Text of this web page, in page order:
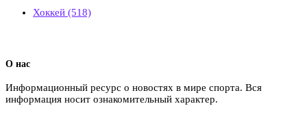
Хоккей (518)
О нас
Информационный ресурс о новостях в мире спорта. Вся
информация носит ознакомительный характер.